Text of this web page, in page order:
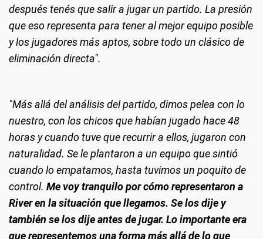
después tenés que salir a jugar un partido. La presión
que eso representa para tener al mejor equipo posible
y los jugadores más aptos, sobre todo un clásico de
eliminación directa".
"Más allá del análisis del partido, dimos pelea con lo
nuestro, con los chicos que habían jugado hace 48
horas y cuando tuve que recurrir a ellos, jugaron con
naturalidad. Se le plantaron a un equipo que sintió
cuando lo empatamos, hasta tuvimos un poquito de
control. Me voy tranquilo por cómo representaron a
River en la situación que llegamos. Se los dije y
también se los dije antes de jugar. Lo importante era
que representemos una forma más allá de lo que